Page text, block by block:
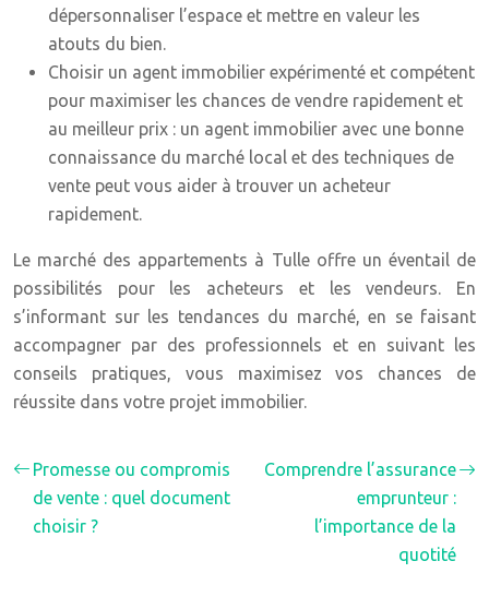
dépersonnaliser l’espace et mettre en valeur les
atouts du bien.
Choisir un agent immobilier expérimenté et compétent
pour maximiser les chances de vendre rapidement et
au meilleur prix : un agent immobilier avec une bonne
connaissance du marché local et des techniques de
vente peut vous aider à trouver un acheteur
rapidement.
Le marché des appartements à Tulle offre un éventail de
possibilités pour les acheteurs et les vendeurs. En
s’informant sur les tendances du marché, en se faisant
accompagner par des professionnels et en suivant les
conseils pratiques, vous maximisez vos chances de
réussite dans votre projet immobilier.
Promesse ou compromis
de vente : quel document
choisir ?
Comprendre l’assurance
emprunteur :
l’importance de la
quotité